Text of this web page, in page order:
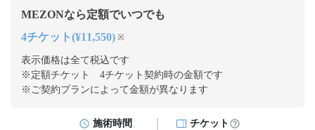
MEZONなら定額でいつでも
4チケット(¥11,550) ※
表示価格は全て税込です
※定額チケット 4チケット契約時の金額です
※ご契約プランによって金額が異なります
施術時間 チケット